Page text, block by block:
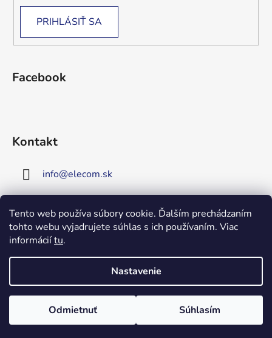
Tento web používa súbory cookie. Ďalším prechádzaním
tohto webu vyjadrujete súhlas s ich používaním. Viac
informáciítu.
Nastavenie
Odmietnuť Súhlasím
Upozornenie!
stránke!Zaregistrujte sa!
Získate tým 5% zľavu na väčšinu
produktov!
PRIHLÁSIŤ SA
Facebook
Kontakt
info@elecom.sk
Copyright 2026
. Všetky práva vyhradené.
Tvoríme funkčné e-shopy